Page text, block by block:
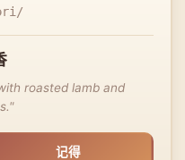
roasted lamb and
记得